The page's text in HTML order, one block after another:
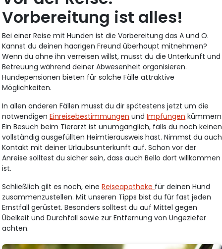
Vorbereitung ist alles!
Bei einer Reise mit Hunden ist die Vorbereitung das A und O.
Kannst du deinen haarigen Freund überhaupt mitnehmen?
Wenn du ohne ihn verreisen willst, musst du die Unterkunft und
Betreuung während deiner Abwesenheit organisieren.
Hundepensionen bieten für solche Fälle attraktive
Möglichkeiten.
In allen anderen Fällen musst du dir spätestens jetzt um die
notwendigenEinreisebestimmungen undImpfungen
Ein Besuch beim Tierarzt ist unumgänglich, falls du noch keinen
vollständig ausgefüllten Heimtierausweis hast. Nimmst du auch
Kontakt mit deiner Urlaubsunterkunft auf. Schon vor der
Anreise solltest du sicher sein, dass auch Bello dort willkommen
ist.
Schließlich gilt es noch, eineReiseapotheke für deinen Hund
zusammenzustellen. Mit unseren Tipps bist du für fast jeden
Ernstfall gerüstet. Besonders solltest du auf Mittel gegen
Übelkeit und Durchfall sowie zur Entfernung von Ungeziefer
achten.